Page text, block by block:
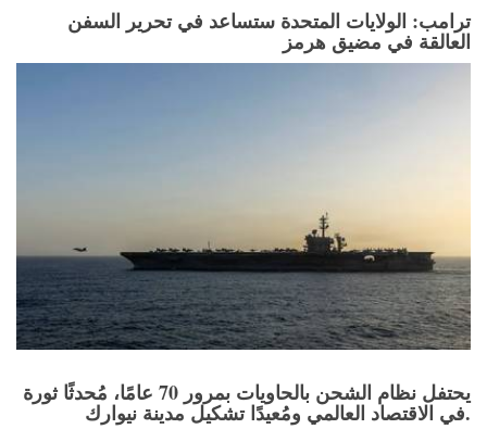
ترامب: الولايات المتحدة ستساعد في تحرير السفن
العالقة في مضيق هرمز
يحتفل نظام الشحن بالحاويات بمرور 70 عامًا، مُحدثًا ثورة
في الاقتصاد العالمي ومُعيدًا تشكيل مدينة نيوارك.